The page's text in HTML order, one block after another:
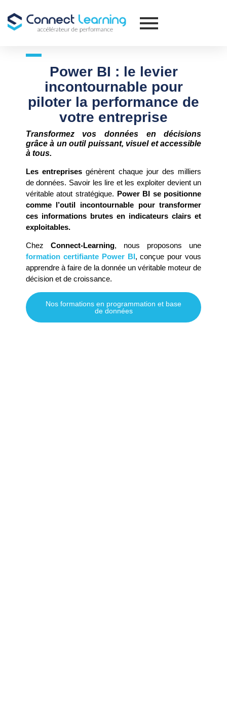
Power BI : le levier
incontournable pour
piloter la performance de
votre entreprise
Transformez vos données en décisions
grâce à un outil puissant, visuel et accessible
à tous.
Les entreprisesgénèrent chaque jour des milliers
de données. Savoir les lire et les exploiter devient un
véritable atout stratégique. Power BI se positionne
comme l’outil incontournable pour transformer
ces informations brutes en indicateurs clairs et
exploitables.
Chez Connect-Learning, nous proposons une
formation certifiante Power BI, conçue pour vous
apprendre à faire de la donnée un véritable moteur de
décision et de croissance.
Nos formations en programmation et base
de données